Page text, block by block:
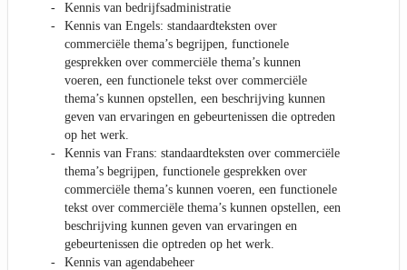
Kennis van bedrijfsadministratie
Kennis van Engels: standaardteksten over
commerciële thema’s begrijpen, functionele
gesprekken over commerciële thema’s kunnen
voeren, een functionele tekst over commerciële
thema’s kunnen opstellen, een beschrijving kunnen
geven van ervaringen en gebeurtenissen die optreden
op het werk.
Kennis van Frans: standaardteksten over commerciële
thema’s begrijpen, functionele gesprekken over
commerciële thema’s kunnen voeren, een functionele
tekst over commerciële thema’s kunnen opstellen, een
beschrijving kunnen geven van ervaringen en
gebeurtenissen die optreden op het werk.
Kennis van agendabeheer